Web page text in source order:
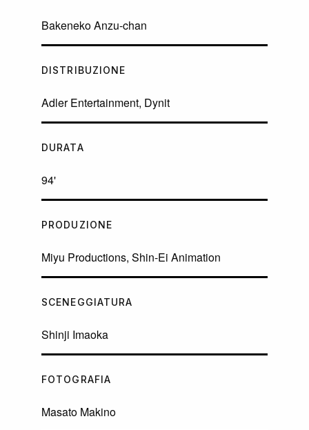
Bakeneko Anzu-chan
DISTRIBUZIONE
Adler Entertainment, Dynit
DURATA
94'
PRODUZIONE
Miyu Productions, Shin-Ei Animation
SCENEGGIATURA
Shinji Imaoka
FOTOGRAFIA
Masato Makino